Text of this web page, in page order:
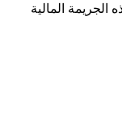
المالية